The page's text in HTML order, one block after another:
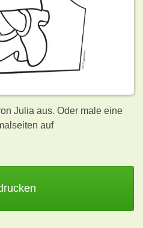
Julia aus. Oder male eine
auf